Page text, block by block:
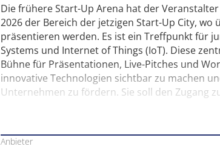
Die frühere Start-Up Arena hat der
2026 der Bereich der jetzigen Start-Up City,
präsentieren werden. Es ist ein Treffpunkt für
Systems und Internet of Things (IoT). Diese
Bühne für Präsentationen, Live-Pitches und
innovative Technologien sichtbar zu machen
Unternehmen zu fördern. Sie soll den Zugang
Anbieter